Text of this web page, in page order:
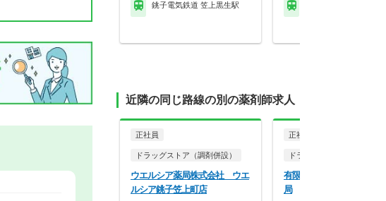
銚子電気鉄道 笠上黒生駅
近隣の同じ路線の別の薬剤師求人
正社員
ドラッグストア（調剤併設）
ウエルシア薬局株式会社 ウエ
ルシア銚子笠上町店
正社員
ドラッグストア（OTCのみ
有限会社エビス薬局 エ
局